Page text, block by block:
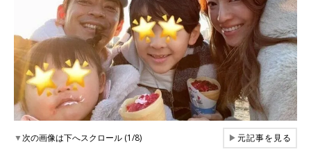
▼次の画像は下へスクロール (1/8) ▶元記事を見る